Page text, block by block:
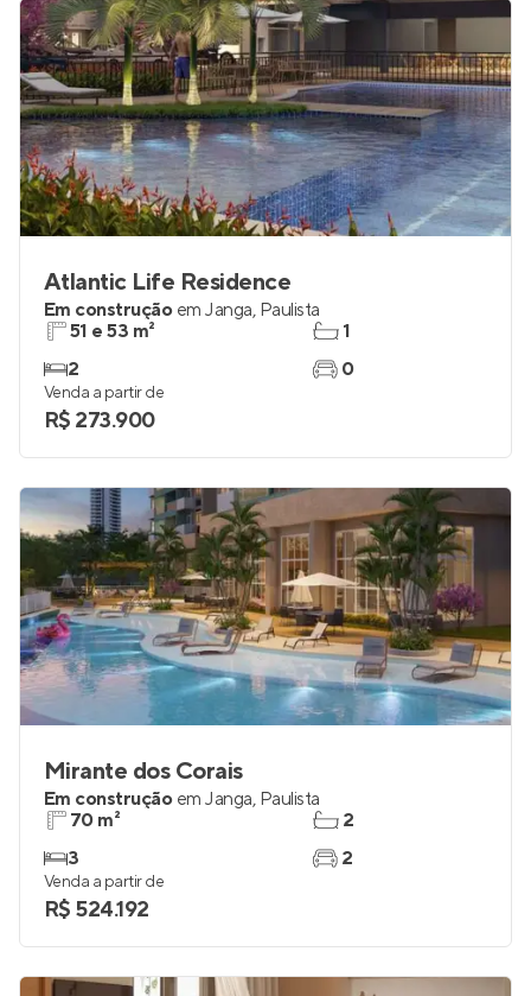
Atlantic Life Residence
Em construção em Janga, Paulista
51 e 53 m²
2
1
0
Venda a partir de
R$ 273.900
Mirante dos Corais
Em construção em Janga, Paulista
70 m²
3
2
2
Venda a partir de
R$ 524.192